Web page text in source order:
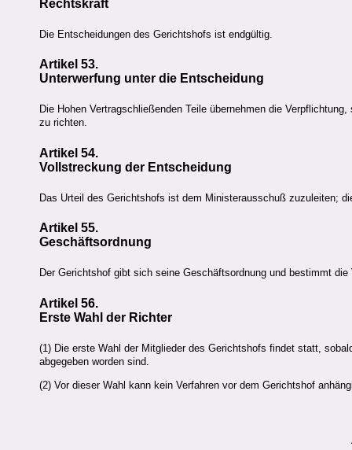
Rechtskraft
Die Entscheidungen des Gerichtshofs ist endgültig.
Artikel 53.
Unterwerfung unter die Entscheidung
Die Hohen Vertragschließenden Teile übernehmen die
zu richten.
Artikel 54.
Vollstreckung der Entscheidung
Das Urteil des Gerichtshofs ist dem Ministerausschuß zuzuleiten;
Artikel 55.
Geschäftsordnung
Der Gerichtshof gibt sich seine Geschäftsordnung und bestimmt
Artikel 56.
Erste Wahl der Richter
(1) Die erste Wahl der Mitglieder des Gerichtshofs findet statt,
abgegeben worden sind.
(2) Vor dieser Wahl kann kein Verfahren vor dem Gerichtshof